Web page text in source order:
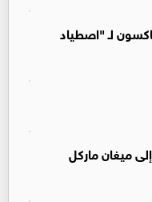
لـ "اصطياد
ميغان ماركل